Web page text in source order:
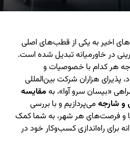
اخیر به یکی از قطب‌های اصلی
در خاورمیانه تبدیل شده است.
هر کدام با خصوصیات و
هزاران شرکت بین‌المللی
«بیسان سرو آوا»، به مقایسه
و شارجه می‌پردازیم و با بررسی
و فرصت‌های هر شهر، به شما کمک
برای راه‌اندازی کسب‌و‌کار خود در